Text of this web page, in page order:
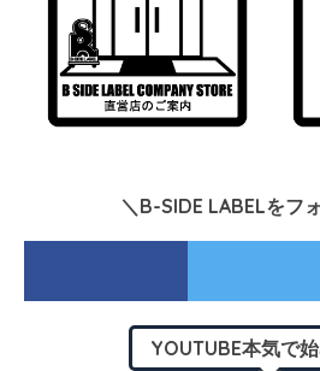
＼B-SIDE LABELをフ
YOUTUBE本気で